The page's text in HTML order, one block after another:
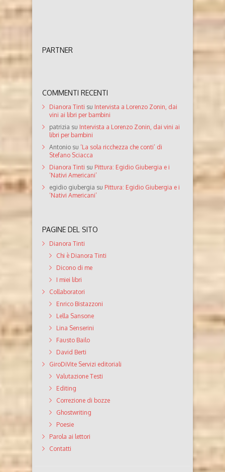
PARTNER
COMMENTI RECENTI
Dianora Tinti su Intervista a Lorenzo Zonin, dai
vini ai libri per bambini
patrizia su Intervista a Lorenzo Zonin, dai vini ai
libri per bambini
Antonio su ‘La sola ricchezza che conti’ di
Stefano Sciacca
Dianora Tinti su Pittura: Egidio Giubergia e i
‘Nativi Americani’
egidio giubergia su Pittura: Egidio Giubergia e i
‘Nativi Americani’
PAGINE DEL SITO
Dianora Tinti
Chi è Dianora Tinti
Dicono di me
I miei libri
Collaboratori
Enrico Bistazzoni
Lella Sansone
Lina Senserini
Fausto Bailo
David Berti
GiroDiVite Servizi editoriali
Valutazione Testi
Editing
Correzione di bozze
Ghostwriting
Poesie
Parola ai lettori
Contatti